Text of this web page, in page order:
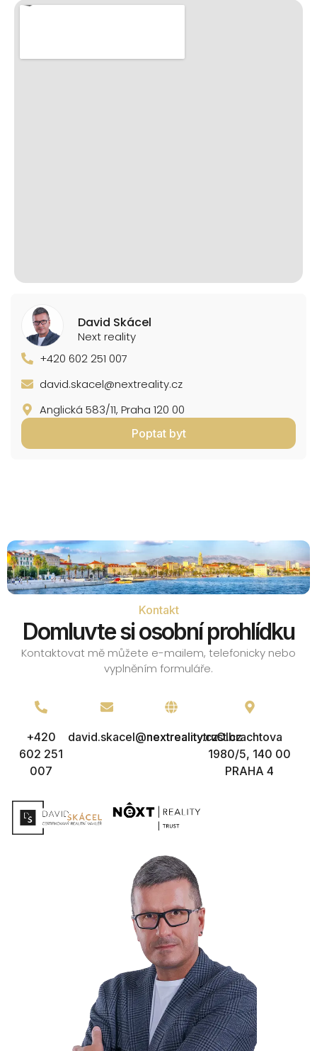
David Skácel
Next reality
+420 602 251 007
david.skacel@nextreality.cz
Anglická 583/11, Praha 120 00
Poptat byt
Kontakt
Domluvte si osobní prohlídku
Kontaktovat mě můžete e-mailem, telefonicky nebo
vyplněním formuláře.
+420
602 251
007
david.skacel@nextreality.cz
nextrealitytrust.czOlbrachtova
1980/5, 140 00
PRAHA 4